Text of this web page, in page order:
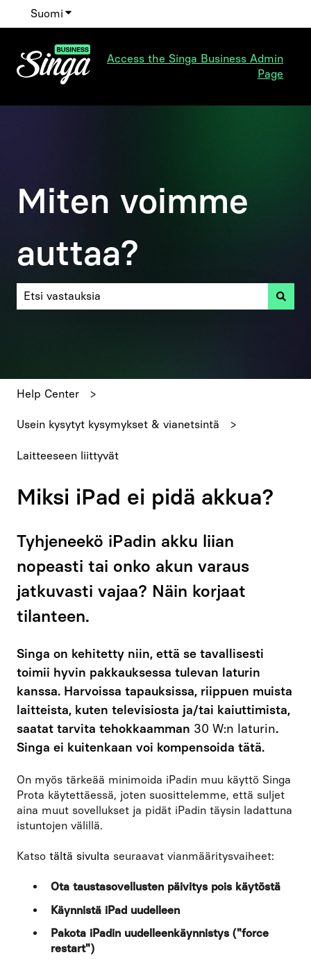
Suomi Näytä käännöksien alavalikko
Access the Singa Business Admin
Page
Miten voimme
auttaa?
Help Center
Usein kysytyt kysymykset & vianetsintä
Laitteeseen liittyvät
Miksi iPad ei pidä akkua?
Tyhjeneekö iPadin akku liian
nopeasti tai onko akun varaus
jatkuvasti vajaa? Näin korjaat
tilanteen.
Singa on kehitetty niin, että se tavallisesti
toimii hyvin pakkauksessa tulevan laturin
kanssa. Harvoissa tapauksissa, riippuen muista
laitteista, kuten televisiosta ja/tai kaiuttimista,
saatat tarvita tehokkaamman 30 W:n laturin.
Singa ei kuitenkaan voi kompensoida tätä.
On myös tärkeää minimoida iPadin muu käyttö Singa
Prota käytettäessä, joten suosittelemme, että suljet
aina muut sovellukset ja pidät iPadin täysin ladattuna
istuntojen välillä.
Katso tältä sivulta seuraavat vianmääritysvaiheet:
Ota taustasovellusten päivitys pois käytöstä
Käynnistä iPad uudelleen
Pakota iPadin uudelleenkäynnistys ("force
restart")